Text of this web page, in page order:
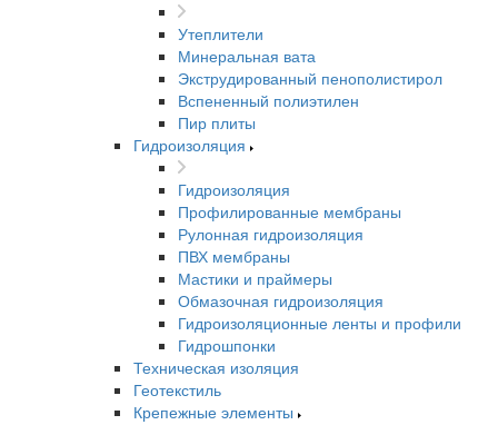
Утеплители
Минеральная вата
Экструдированный пенополистирол
Вспененный полиэтилен
Пир плиты
Гидроизоляция
Гидроизоляция
Профилированные мембраны
Рулонная гидроизоляция
ПВХ мембраны
Мастики и праймеры
Обмазочная гидроизоляция
Гидроизоляционные ленты и профили
Гидрошпонки
Техническая изоляция
Геотекстиль
Крепежные элементы